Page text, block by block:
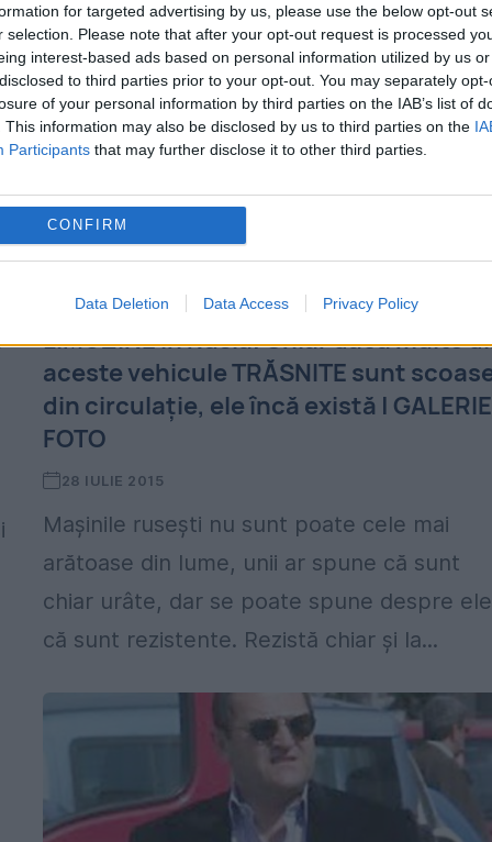
for targeted advertising by us, please use the below opt-out
selection. Please note that after your opt-out request is processed
interest-based ads based on personal information utilized by us
to third parties prior to your opt-out. You may separately
of your personal information by third parties on the IAB’s list of
This information may also be disclosed by us to third parties on the
Participants that may further disclose it to other third parties.
CONFIRM
Data Deletion Data Access Privacy Policy
vederea organizarii de către Parlament a
celei de-a 63-a Sesiuni anuale a Adunarii
Parlamentare a NATO la Bucureşti,
valoarea...
LIMUZINE în Rusia. Chiar dacă multe
aceste vehicule TRĂSNITE sunt
din circulaţie, ele încă există | GALERIE
FOTO
28 IULIE 2015
Maşinile ruseşti nu sunt poate cele mai
arătoase din lume, unii ar spune că sunt
chiar urâte, dar se poate spune despre ele
că sunt rezistente. Rezistă chiar şi la...